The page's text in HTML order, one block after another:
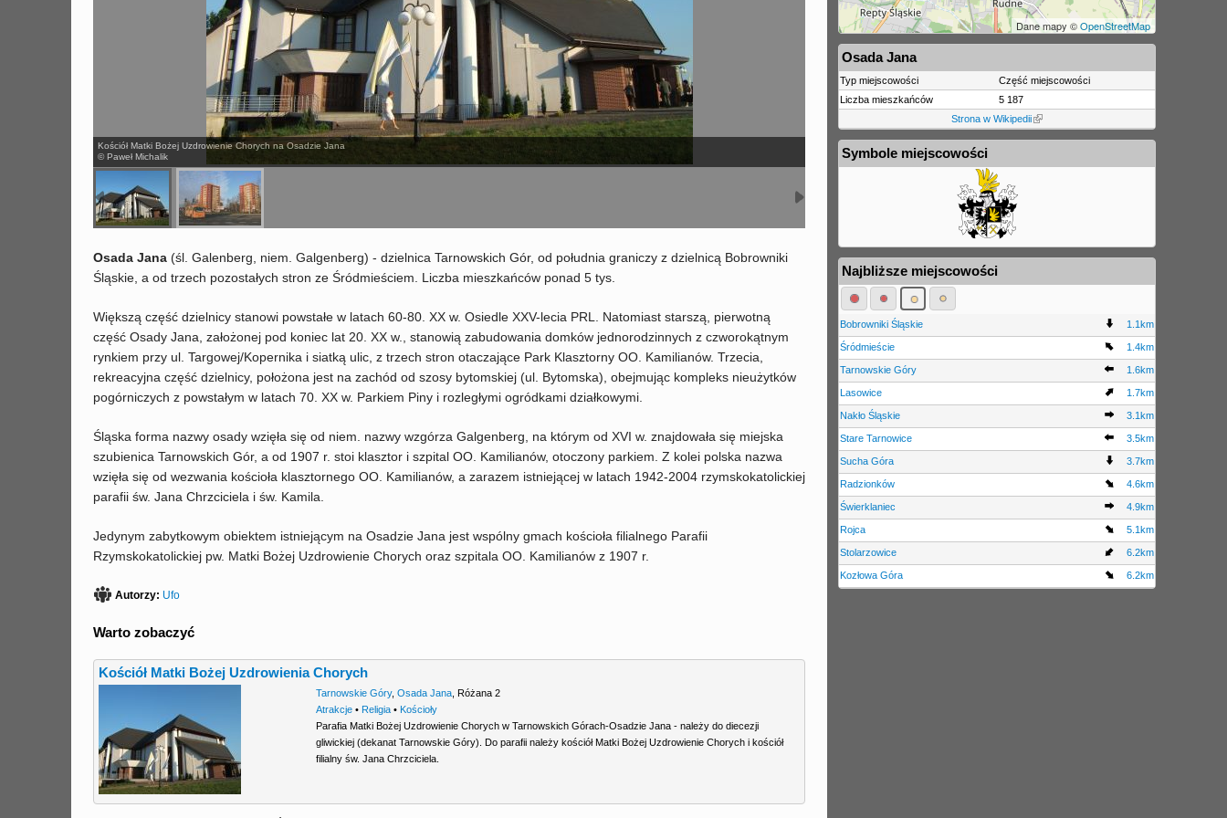
Kościół Matki Bożej Uzdrowienie Chorych na Osadzie Jana
© Paweł Michalik
Osada Jana (śl. Galenberg, niem. Galgenberg) - dzielnica Tarnowskich Gór, od południa graniczy z dzielnicą Bobrowniki
Śląskie, a od trzech pozostałych stron ze Śródmieściem. Liczba mieszkańców ponad 5 tys.
Większą część dzielnicy stanowi powstałe w latach 60-80. XX w. Osiedle XXV-lecia PRL. Natomiast starszą, pierwotną
część Osady Jana, założonej pod koniec lat 20. XX w., stanowią zabudowania domków jednorodzinnych z czworokątnym
rynkiem przy ul. Targowej/Kopernika i siatką ulic, z trzech stron otaczające Park Klasztorny OO. Kamilianów. Trzecia,
rekreacyjna część dzielnicy, położona jest na zachód od szosy bytomskiej (ul. Bytomska), obejmując kompleks nieużytków
pogórniczych z powstałym w latach 70. XX w. Parkiem Piny i rozległymi ogródkami działkowymi.
Śląska forma nazwy osady wzięła się od niem. nazwy wzgórza Galgenberg, na którym od XVI w. znajdowała się miejska
szubienica Tarnowskich Gór, a od 1907 r. stoi klasztor i szpital OO. Kamilianów, otoczony parkiem. Z kolei polska nazwa
wzięła się od wezwania kościoła klasztornego OO. Kamilianów, a zarazem istniejącej w latach 1942-2004 rzymskokatolickiej
parafii św. Jana Chrzciciela i św. Kamila.
Jedynym zabytkowym obiektem istniejącym na Osadzie Jana jest wspólny gmach kościoła filialnego Parafii
Rzymskokatolickiej pw. Matki Bożej Uzdrowienie Chorych oraz szpitala OO. Kamilianów z 1907 r.
Autorzy: Ufo
Warto zobaczyć
Kościół Matki Bożej Uzdrowienia Chorych
Tarnowskie Góry,Osada Jana Różana 2
Atrakcje • Religia • Kościoły
Parafia Matki Bożej Uzdrowienie Chorych w Tarnowskich Górach-Osadzie Jana - należy do diecezji
gliwickiej (dekanat Tarnowskie Góry). Do parafii należy kościół Matki Bożej Uzdrowienie Chorych i kościół
filialny św. Jana Chrzciciela.
Dane mapy ©OpenStreetMap
Osada Jana
Typ miejscowości
Część miejscowości
Liczba mieszkańców
5 187
Strona w Wikipedii
Symbole miejscowości
Najbliższe miejscowości
Bobrowniki Śląskie 1.1km
Śródmieście 1.4km
Tarnowskie Góry 1.6km
Lasowice 1.7km
Nakło Śląskie 3.1km
Stare Tarnowice 3.5km
Sucha Góra 3.7km
Radzionków 4.6km
Świerklaniec 4.9km
Rojca 5.1km
Stolarzowice 6.2km
Kozłowa Góra 6.2km